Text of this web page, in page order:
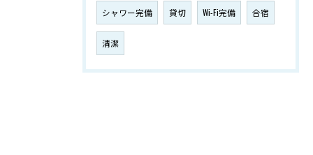
シャワー完備 貸切 Wi-Fi完備 合宿
清潔